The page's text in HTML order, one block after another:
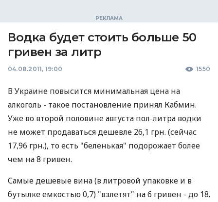
Водка будет стоить больше 50
гривен за литр
04.08.2011, 19:00 1550
В Украине повысится минимальная цена на
алкоголь - такое постановление принял Кабмин.
Уже во второй половине августа пол-литра водки
не может продаваться дешевле 26,1 грн. (сейчас
17,96 грн.), то есть "беленькая" подорожает более
чем на 8 гривен.
Самые дешевые вина (в литровой упаковке и в
бутылке емкостью 0,7) "взлетят" на 6 гривен - до 18.